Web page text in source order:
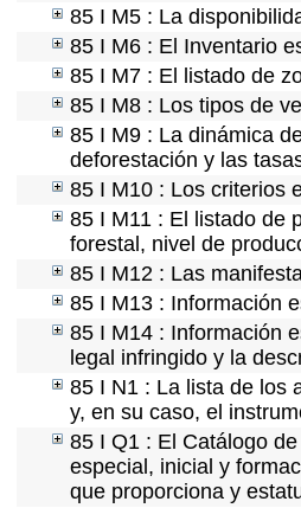
85 I M5 : La
85 I M6 : El Inventario
85 I M7 : El listado de
85 I M8 : Los tipos de
85 I M9 : La dinámica
deforestación y las
85 I M10 : Los criterios
85 I M11 : El listado de
forestal, nivel de
85 I M12 : Las
85 I M13 : Información
85 I M14 : Información
legal infringido y la
85 I N1 : La lista de los
y, en su caso, el
85 I Q1 : El Catálogo
especial, inicial y
que proporciona y